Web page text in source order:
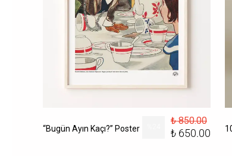
“Bugün Ayın Kaçı?” Poster
₺ 850.00
₺ 650.00